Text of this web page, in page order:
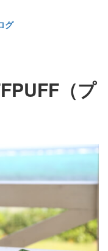
グ
（プ